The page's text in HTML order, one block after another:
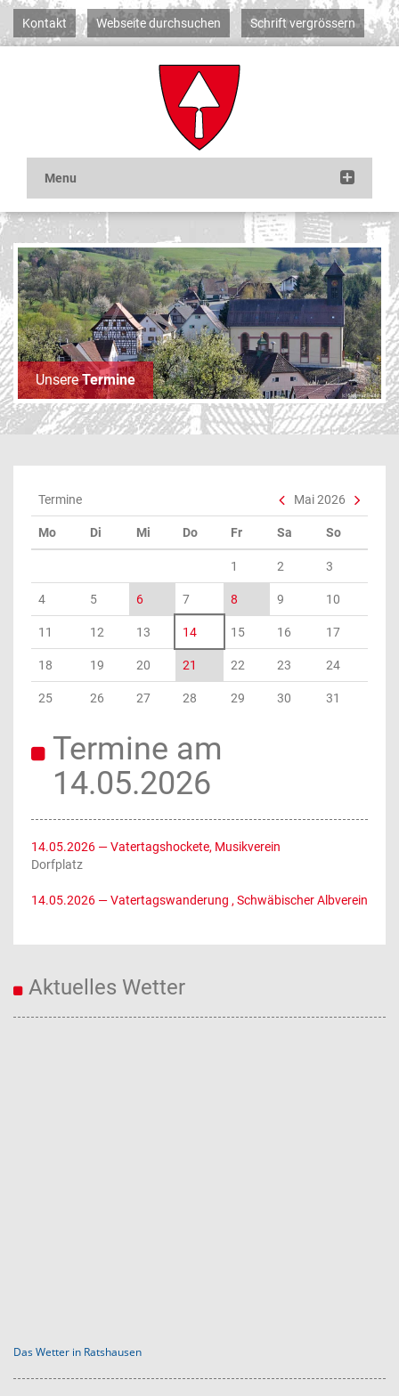
Kontakt Webseite durchsuchen Schrift vergrössern
UnsereTermine
Termine Mai 2026
Mo Di Mi Do Fr Sa So
1 2 3
4 5 6 7 8 9 10
11 12 13 14 15 16 17
18 19 20 21 22 23 24
25 26 27 28 29 30 31
Termine am
14.05.2026
14.05.2026 — Vatertagshockete, Musikverein
Dorfplatz
14.05.2026 — Vatertagswanderung , Schwäbischer Albverein
Aktuelles Wetter
Das Wetter in Ratshausen